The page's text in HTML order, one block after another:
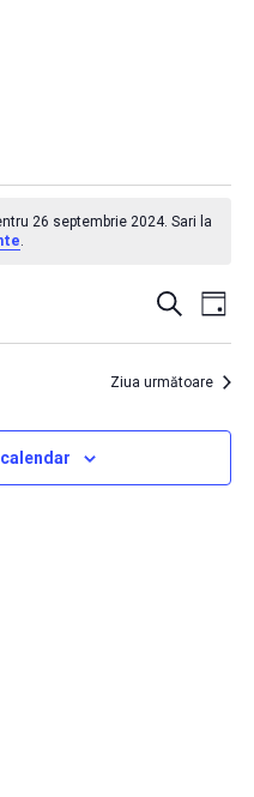
26 septembrie 2024. Sari la
.
în
și
Caută
ÎN
Zi
Ziua următoare